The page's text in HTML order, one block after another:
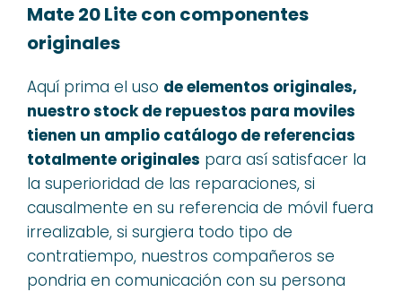
Mate 20 Lite con componentes
originales
Aquí prima el uso de elementos originales,
nuestro stock de repuestos para moviles
tienen un amplio catálogo de referencias
totalmente originales para así satisfacer la
la superioridad de las reparaciones, si
causalmente en su referencia de móvil fuera
irrealizable, si surgiera todo tipo de
contratiempo, nuestros compañeros se
pondria en comunicación con su persona